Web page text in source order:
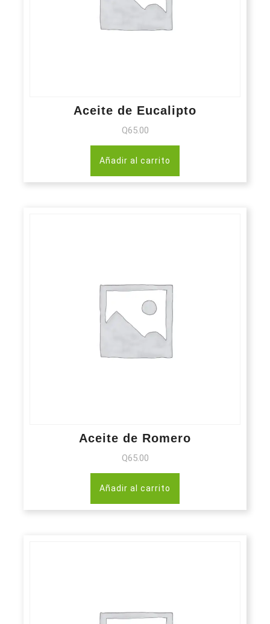
Aceite de Eucalipto
Q65.00
Añadir al carrito
Aceite de Romero
Q65.00
Añadir al carrito